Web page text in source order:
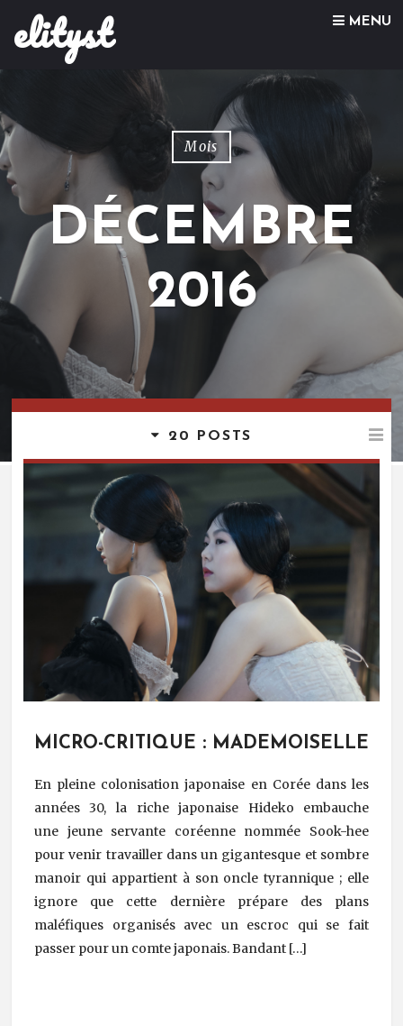
elityst MENU
Skip to content
Mois
DÉCEMBRE
2016
20 POSTS
MICRO-CRITIQUE : MADEMOISELLE
En pleine colonisation japonaise en Corée dans les
années 30, la riche japonaise Hideko embauche
une jeune servante coréenne nommée Sook-hee
pour venir travailler dans un gigantesque et sombre
manoir qui appartient à son oncle tyrannique ; elle
ignore que cette dernière prépare des plans
maléfiques organisés avec un escroc qui se fait
passer pour un comte japonais. Bandant […]